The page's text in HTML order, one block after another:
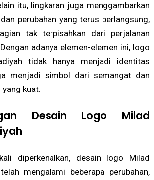
itu, lingkaran juga menggambarkan
perubahan yang terus berlangsung,
tak terpisahkan dari perjalanan
adanya elemen-elemen ini, logo
tidak hanya menjadi identitas
menjadi simbol dari semangat dan
kuat.
Desain Logo Milad
diperkenalkan, desain logo Milad
mengalami beberapa perubahan,